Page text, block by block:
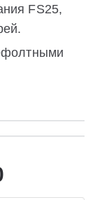
FS25,